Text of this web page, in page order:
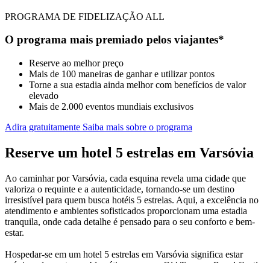
PROGRAMA DE FIDELIZAÇÃO ALL
O programa mais premiado pelos viajantes*
Reserve ao melhor preço
Mais de 100 maneiras de ganhar e utilizar pontos
Torne a sua estadia ainda melhor com benefícios de valor
elevado
Mais de 2.000 eventos mundiais exclusivos
Adira gratuitamente Saiba mais sobre o programa
Reserve um hotel 5 estrelas em Varsóvia
Ao caminhar por Varsóvia, cada esquina revela uma cidade que
valoriza o requinte e a autenticidade, tornando-se um destino
irresistível para quem busca hotéis 5 estrelas. Aqui, a excelência no
atendimento e ambientes sofisticados proporcionam uma estadia
tranquila, onde cada detalhe é pensado para o seu conforto e bem-
estar.
Hospedar-se em um hotel 5 estrelas em Varsóvia significa estar